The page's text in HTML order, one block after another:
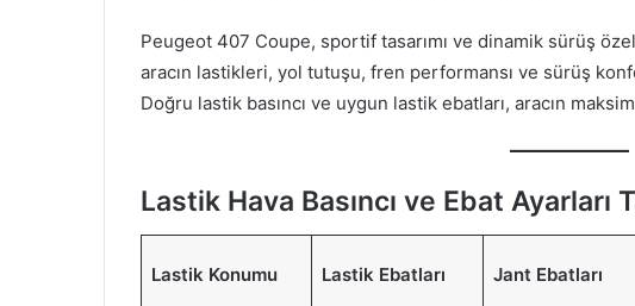
Peugeot 407 Coupe, sportif tasarımı ve dinamik sürüş
aracın lastikleri, yol tutuşu, fren performansı ve sürüş
Doğru lastik basıncı ve uygun lastik ebatları, aracın
Lastik Hava Basıncı ve Ebat Ayarları
Lastik Konumu Lastik Ebatları Jant Ebatları